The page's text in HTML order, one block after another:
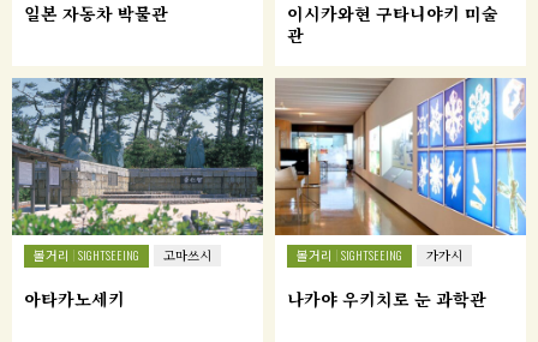
일본 자동차 박물관
이시카와현 구타니야키 미술
관
볼거리 SIGHTSEEING 고마쓰시
아타카노세키
볼거리 SIGHTSEEING 가가시
나카야 우키치로 눈 과학관